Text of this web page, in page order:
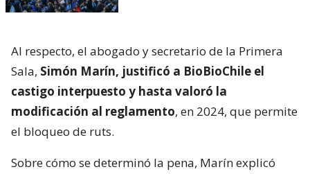
Al respecto, el abogado y secretario de la Primera
Sala, Simón Marín, justificó a BioBioChile el
castigo interpuesto y hasta valoró la
modificación al reglamento, en 2024, que permite
el bloqueo de ruts.
Sobre cómo se determinó la pena, Marín explicó